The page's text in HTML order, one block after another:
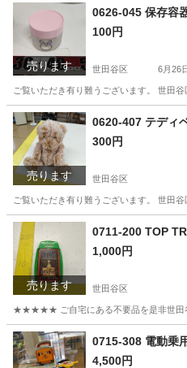
東京 世田谷区 リユ
売ります
0626-045 保存容
100円
世田谷区 6月26
ご覧いただき有り難うございます。 世⽥
東京 世田谷区
売ります
0620-407 テディ
300円
世田谷区
ご覧いただき有り難うございます。 世⽥
東京 世田谷区
売ります
0711-200 TOP
1,000円
世田谷区
★★★★★ ご自宅にある不要品を是非世田谷
東京 世田谷区 カードゲーム0715-308
4,500円